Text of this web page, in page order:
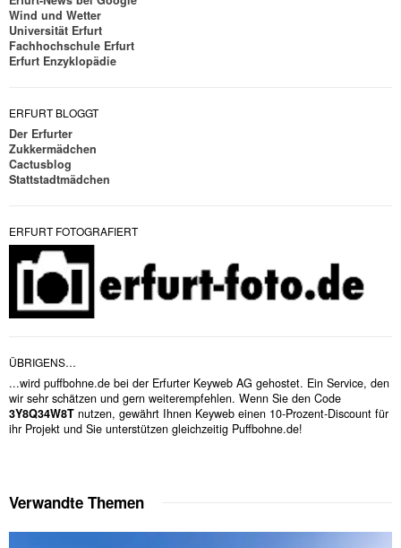
Wind und Wetter
Universität Erfurt
Fachhochschule Erfurt
Erfurt Enzyklopädie
ERFURT BLOGGT
Der Erfurter
Zukkermädchen
Cactusblog
Stattstadtmädchen
ERFURT FOTOGRAFIERT
ÜBRIGENS…
...wird puffbohne.de bei der Erfurter Keyweb AG gehostet. Ein Service, den
wir sehr schätzen und gern weiterempfehlen. Wenn Sie den Code
3Y8Q34W8T nutzen, gewährt Ihnen Keyweb einen 10-Prozent-Discount für
ihr Projekt und Sie unterstützen gleichzeitig Puffbohne.de!
Verwandte Themen